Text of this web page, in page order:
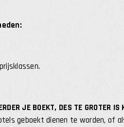
JE BOEKT, DES TE GROTER IS
geboekt dienen te worden, of